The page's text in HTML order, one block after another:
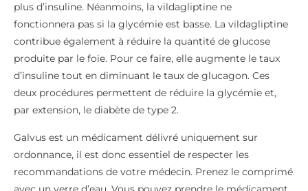
plus d’insuline. Néanmoins, la vildagliptine ne
fonctionnera pas si la glycémie est basse. La vildagliptine
contribue également à réduire la quantité de glucose
produite par le foie. Pour ce faire, elle augmente le taux
d’insuline tout en diminuant le taux de glucagon. Ces
deux procédures permettent de réduire la glycémie et,
par extension, le diabète de type 2.
Galvus est un médicament délivré uniquement sur
ordonnance, il est donc essentiel de respecter les
recommandations de votre médecin. Prenez le comprimé